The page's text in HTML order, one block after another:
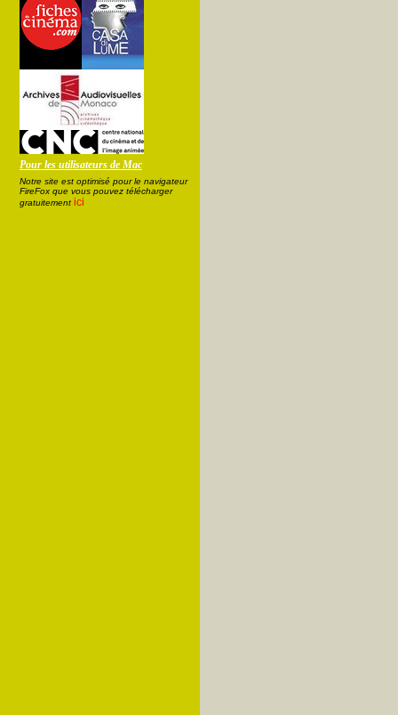
Pour les utilisateurs de Mac
Notre site est optimisé pour le navigateur
FireFox que vous pouvez télécharger
gratuitement ici